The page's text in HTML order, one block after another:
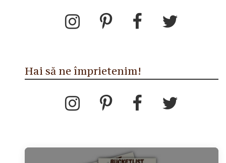
Hai să ne împrietenim!